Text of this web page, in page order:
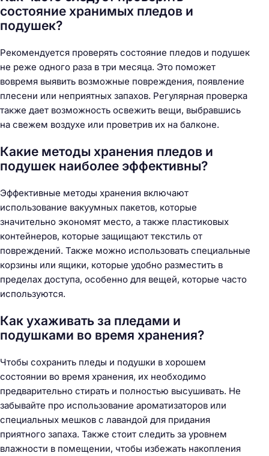
состояние хранимых пледов и
подушек?
Рекомендуется проверять состояние пледов и подушек
не реже одного раза в три месяца. Это поможет
вовремя выявить возможные повреждения, появление
плесени или неприятных запахов. Регулярная проверка
также дает возможность освежить вещи, выбравшись
на свежем воздухе или проветрив их на балконе.
Какие методы хранения пледов и
подушек наиболее эффективны?
Эффективные методы хранения включают
использование вакуумных пакетов, которые
значительно экономят место, а также пластиковых
контейнеров, которые защищают текстиль от
повреждений. Также можно использовать специальные
корзины или ящики, которые удобно разместить в
пределах доступа, особенно для вещей, которые часто
используются.
Как ухаживать за пледами и
подушками во время хранения?
Чтобы сохранить пледы и подушки в хорошем
состоянии во время хранения, их необходимо
предварительно стирать и полностью высушивать. Не
забывайте про использование ароматизаторов или
специальных мешков с лавандой для придания
приятного запаха. Также стоит следить за уровнем
влажности в помещении, чтобы избежать накопления